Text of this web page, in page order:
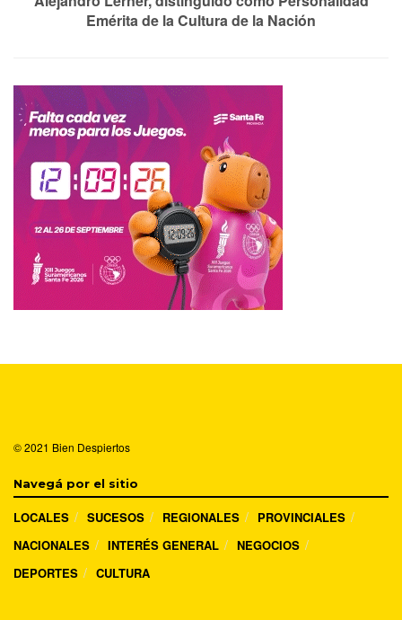
Emérita de la Cultura de la Nación
© 2021 Bien Despiertos
Navegá por el sitio
LOCALES SUCESOS REGIONALES
PROVINCIALES
NACIONALES
INTERÉS GENERAL
NEGOCIOS
DEPORTES
CULTURA